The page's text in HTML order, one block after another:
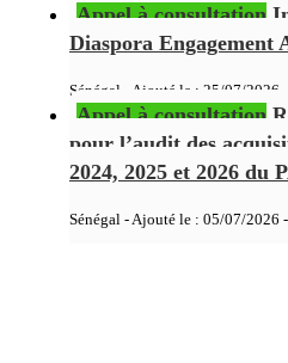
Appel à consultation
Diaspora Engagement
Sénégal - Ajouté le : 25/07/2026
Appel à consultation
pour l’audit des
2024, 2025 et 2026 du
Sénégal - Ajouté le : 05/07/2026